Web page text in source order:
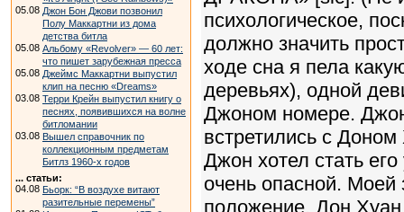
05.08 Джон Бон Джови позвонил
Полу Маккартни из дома
детства битла
05.08 Альбому «Revolver» — 60 лет:
что пишет зарубежная пресса
05.08 Джеймс Маккартни выпустил
клип на песню «Dreams»
03.08 Терри Крейн выпустил книгу о
песнях, появившихся на волне
битломании
03.08 Вышел справочник по
коллекционным предметам
Битлз 1960-х годов
... статьи:
04.08 Бьорк: “В воздухе витают
разительные перемены”
психологическое,
должно значить
ходе сна я пела
деревьях), одной
Джоном номере.
встретились с
Джон хотел стать
очень опасной. Моей
положение. Дон